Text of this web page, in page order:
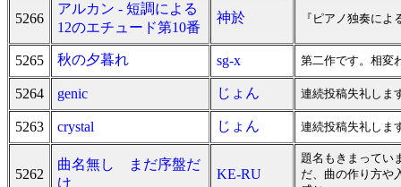
5266
アルカン - 短調による
12のエチュード第10番
神於 『ピアノ独奏に
5265 秋の夕暮れ sg-x 第二作です。相変
5264 genic じょん 連続投稿失礼しま
5263 crystal じょん 連続投稿失礼しま
5262
曲名無し まだ序盤だ
け
KE-RU
題名もきまってい
だ、曲の作り方や